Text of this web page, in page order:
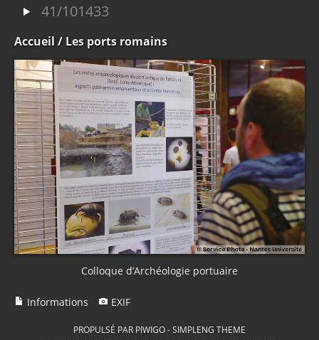
41/101433
Accueil / Les ports romains
Colloque d’Archéologie portuaire
Informations EXIF
PROPULSÉ PAR PIWIGO-SIMPLENG THEME